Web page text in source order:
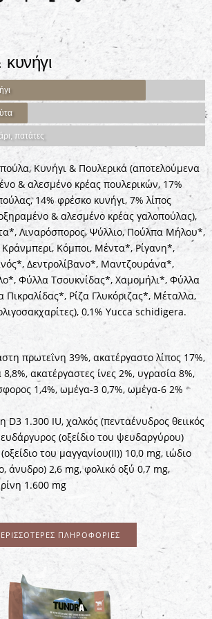
πατάτες
Κυνήγι & Πουλερικά (αποτελούμενα
& αλεσμένο κρέας πουλερικών, 17%
14% φρέσκο ​​κυνήγι, 7% λίπος
& αλεσμένο κρέας γαλοπούλας),
Λιναρόσπορος, Ψύλλιο, Πούλπα Μήλου*,
Κόμποι, Μέντα*, Ρίγανη*,
Δεντρολίβανο*, Μαντζουράνα*,
Φύλλα Τσουκνίδας*, Χαμομήλι*, Φύλλα
Ρίζα Γλυκόριζας*, Μέταλλα,
0,1% Yucca schidigera.
πρωτεΐνη 39%, ακατέργαστο λίπος 17%,
ακατέργαστες ίνες 2%, υγρασία 8%,
1,4%, ωμέγα-3 0,7%, ωμέγα-6 2%
D3 1.300 IU, χαλκός (πενταένυδρος θειικός
(οξείδιο του ψευδαργύρου)
του μαγγανίου(II)) 10,0 mg, ιώδιο
άνυδρο) 2,6 mg, φολικό οξύ 0,7 mg,
1.600 mg
ΠΛΗΡΟΦΟΡΊΕΣ